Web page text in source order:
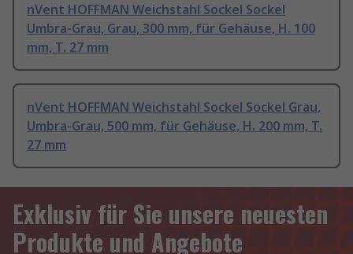
nVent HOFFMAN Weichstahl Sockel Sockel
Umbra-Grau, Grau, 300 mm, für Gehäuse, H. 100
mm, T. 27 mm
nVent HOFFMAN Weichstahl Sockel Sockel Grau,
Umbra-Grau, 500 mm, für Gehäuse, H. 200 mm, T.
27 mm
Exklusiv für Sie unsere neuesten
Produkte und Angebote